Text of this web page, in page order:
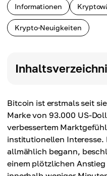
Informationen
Krypto-Neuigkeiten
Bitcoin ist erstmals seit
Marke von 93.000 US-
verbessertem
institutionellen Interesse.
allmählich begann,
einem plötzlichen